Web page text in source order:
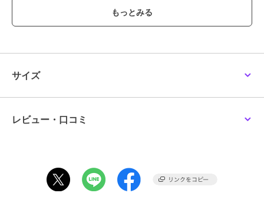
メガスポーツ
商品カテゴリ その他競技 ／その他競技アクセ
サイズ
サイズ
レビュー・口コミ